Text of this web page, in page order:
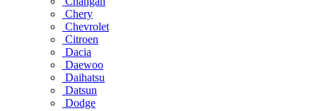
Chery
Chevrolet
Citroen
Dacia
Daewoo
Daihatsu
Datsun
Dodge